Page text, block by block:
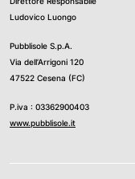
Ludovico Luongo
Pubblisole S.p.A.
Via dell’Arrigoni 120
47522 Cesena (FC)
P.iva : 03362900403
www.pubblisole.it